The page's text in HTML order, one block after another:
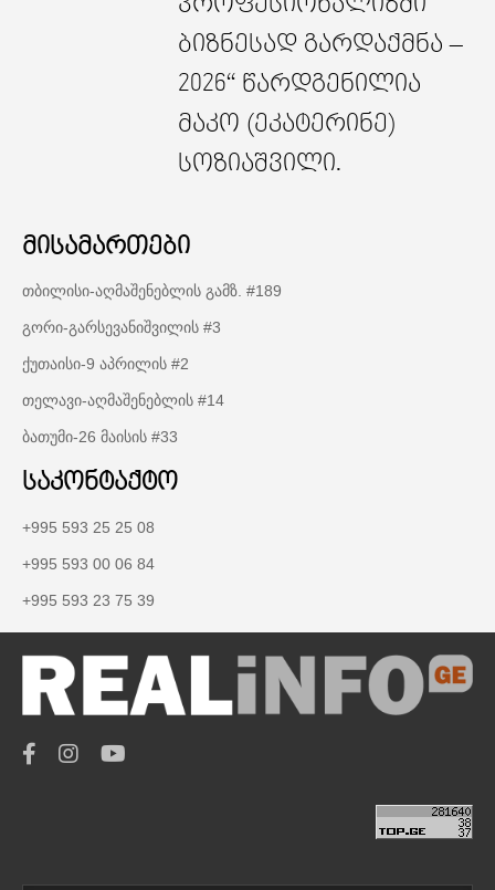
ბიზნესად გარდაქმნა –
2026“ წარდგენილია
მაკო (ეკატერინე)
სოზიაშვილი.
მისამართები
თბილისი-აღმაშენებლის გამზ. #189
გორი-გარსევანიშვილის #3
ქუთაისი-9 აპრილის #2
თელავი-აღმაშენებლის #14
ბათუმი-26 მაისის #33
საკონტაქტო
+995 593 25 25 08
+995 593 00 06 84
+995 593 23 75 39